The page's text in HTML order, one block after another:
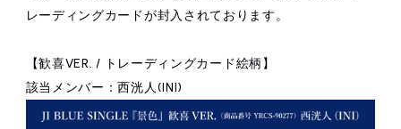
レーディングカードが封入されております。
【歓喜VER. / トレーディングカード絵柄】
該当メンバー：西洸人(INI)